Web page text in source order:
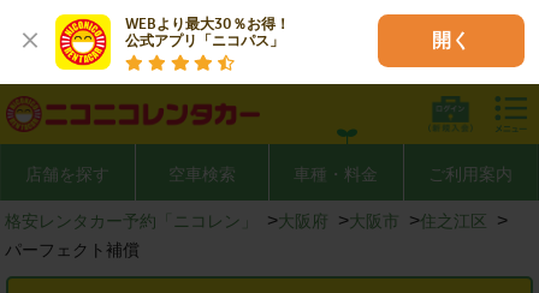
WEBより最大30％お得！
公式アプリ「ニコパス」
開く
店舗を探す 空車検索 車種・料金 ご利用案内
格安レンタカー予約「ニコレン」 >大阪府 >大阪市 >住之江区 >
パーフェクト補償